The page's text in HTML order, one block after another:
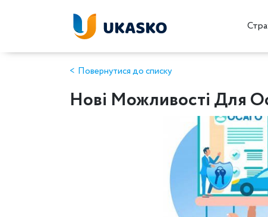
Повернутися до списку
Нові Можливості Для